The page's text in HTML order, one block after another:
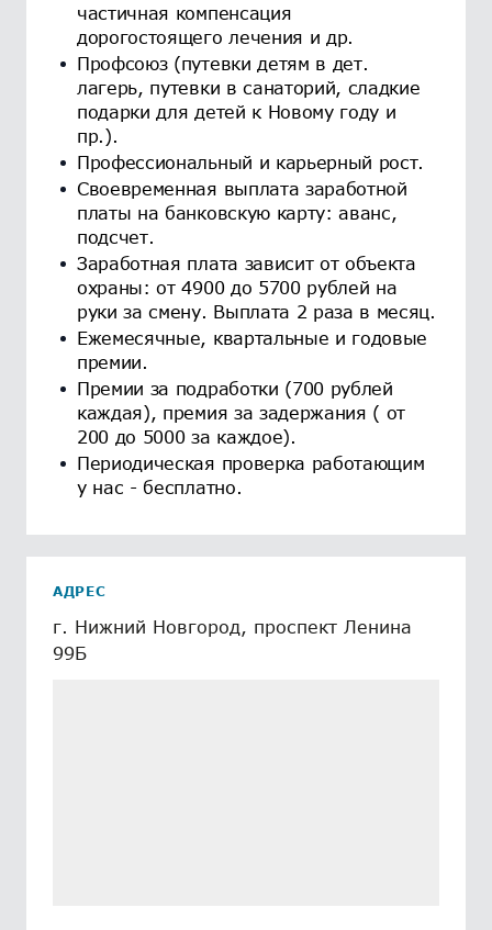
частичная компенсация
дорогостоящего лечения и др.
Профсоюз (путевки детям в дет.
лагерь, путевки в санаторий, сладкие
подарки для детей к Новому году и
пр.).
Профессиональный и карьерный рост.
Своевременная выплата заработной
платы на банковскую карту: аванс,
подсчет.
Заработная плата зависит от объекта
охраны: от 4900 до 5700 рублей на
руки за смену. Выплата 2 раза в месяц.
Ежемесячные, квартальные и годовые
премии.
Премии за подработки (700 рублей
каждая), премия за задержания ( от
200 до 5000 за каждое).
Периодическая проверка работающим
у нас - бесплатно.
АДРЕС
г. Нижний Новгород, проспект Ленина
99Б